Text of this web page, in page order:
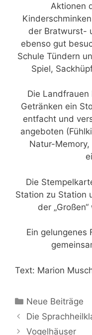
Aktionen
der Bratwurst-
ebenso gut
Schule Tündern
Spiel,
Die
Getränken ein
entfacht und
angeboten
Natur-
Die
Station zu Station
der
Ein gelungenes
Text: Marion
Kategorien
Neue Beiträge
Die
Vogelhäuser